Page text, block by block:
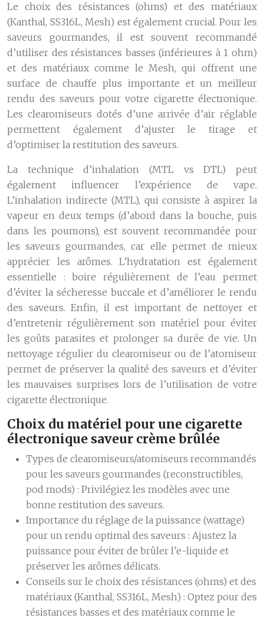
Le choix des résistances (ohms) et des matériaux
(Kanthal, SS316L, Mesh) est également crucial. Pour les
saveurs gourmandes, il est souvent recommandé
d’utiliser des résistances basses (inférieures à 1 ohm)
et des matériaux comme le Mesh, qui offrent une
surface de chauffe plus importante et un meilleur
rendu des saveurs pour votre cigarette électronique.
Les clearomiseurs dotés d’une arrivée d’air réglable
permettent également d’ajuster le tirage et
d’optimiser la restitution des saveurs.
La technique d’inhalation (MTL vs DTL) peut
également influencer l’expérience de vape.
L’inhalation indirecte (MTL), qui consiste à aspirer la
vapeur en deux temps (d’abord dans la bouche, puis
dans les poumons), est souvent recommandée pour
les saveurs gourmandes, car elle permet de mieux
apprécier les arômes. L’hydratation est également
essentielle : boire régulièrement de l’eau permet
d’éviter la sécheresse buccale et d’améliorer le rendu
des saveurs. Enfin, il est important de nettoyer et
d’entretenir régulièrement son matériel pour éviter
les goûts parasites et prolonger sa durée de vie. Un
nettoyage régulier du clearomiseur ou de l’atomiseur
permet de préserver la qualité des saveurs et d’éviter
les mauvaises surprises lors de l’utilisation de votre
cigarette électronique.
Choix du matériel pour une cigarette
électronique saveur crème brûlée
Types de clearomiseurs/atomiseurs recommandés
pour les saveurs gourmandes (reconstructibles,
pod mods) : Privilégiez les modèles avec une
bonne restitution des saveurs.
Importance du réglage de la puissance (wattage)
pour un rendu optimal des saveurs : Ajustez la
puissance pour éviter de brûler l’e-liquide et
préserver les arômes délicats.
Conseils sur le choix des résistances (ohms) et des
matériaux (Kanthal, SS316L, Mesh) : Optez pour des
résistances basses et des matériaux comme le